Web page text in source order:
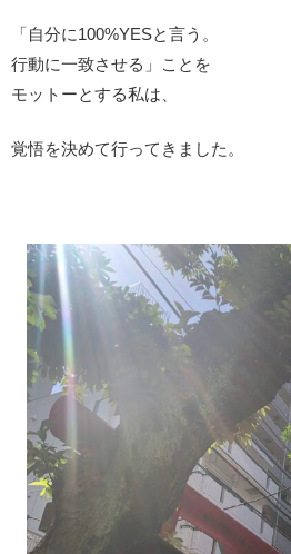
「自分に100%YESと言う。
行動に一致させる」ことを
モットーとする私は、
覚悟を決めて行ってきました。